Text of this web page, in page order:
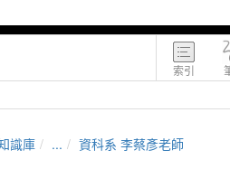
索引
識庫 ... 資科系 李蔡彥老師